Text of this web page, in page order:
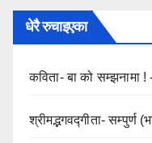
धेरै रुचाइएका
कविता- बा को सम्झनामा !
श्रीमद्भगवद्गीता- सम्पुर्ण